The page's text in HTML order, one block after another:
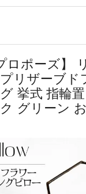
ロポーズ】
リザーブド
挙式 指輪
グリーン